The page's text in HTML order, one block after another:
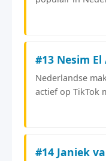
#13 Nesim
Nederlandse
actief op TikTok
#14 Janiek